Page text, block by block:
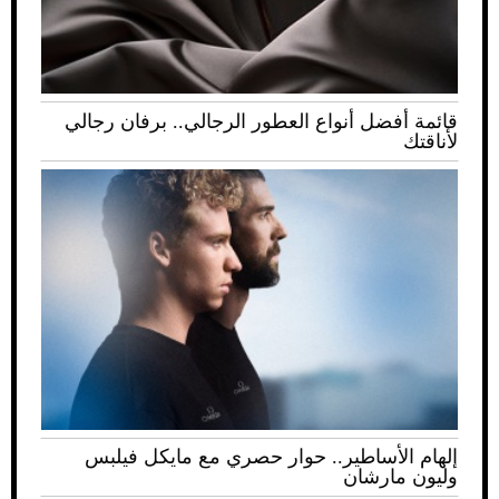
قائمة أفضل أنواع العطور الرجالي.. برفان رجالي
لأناقتك
إلهام الأساطير.. حوار حصري مع مايكل فيلبس
وليون مارشان